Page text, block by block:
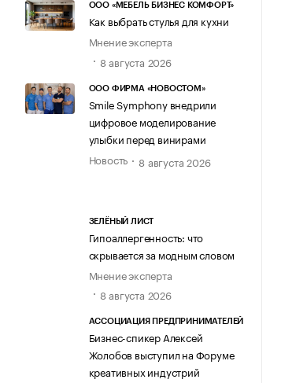
ООО «МЕБЕЛЬ БИЗНЕС КОМФОРТ»
Как выбрать стулья для кухни
Мнение эксперта
8 августа 2026
ООО ФИРМА «НОВОСТОМ»
Smile Symphony внедрили
цифровое моделирование
улыбки перед винирами
Новость
8 августа 2026
ЗЕЛЁНЫЙ ЛИСТ
Гипоаллергенность: что
скрывается за модным словом
Мнение эксперта
8 августа 2026
АССОЦИАЦИЯ ПРЕДПРИНИМАТЕЛЕЙ
Бизнес-спикер Алексей
Жолобов выступил на Форуме
креативных индустрий